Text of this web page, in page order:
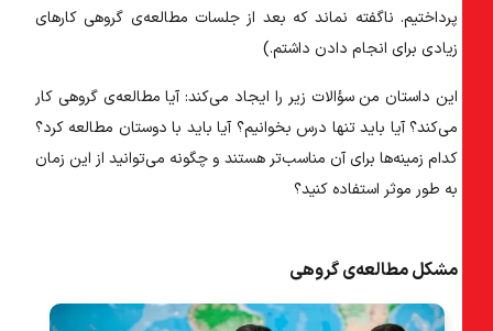
پرداختیم. ناگفته نماند که بعد از جلسات مطالعه‌ی گروهی کارهای
زیادی برای انجام دادن داشتم.)
این داستان من سؤالات زیر را ایجاد می‌کند: آیا مطالعه‌ی گروهی کار
می‌کند؟ آیا باید تنها درس بخوانیم؟ آیا باید با دوستان مطالعه کرد؟
کدام زمینه‌ها برای آن مناسب‌تر هستند و چگونه می‌توانید از این زمان
به طور موثر استفاده کنید؟
مشکل مطالعه‌ی گروهی